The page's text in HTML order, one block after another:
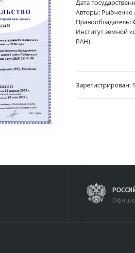
Дата
Авторы: Рыбченко
Правообладатель:
Институт земной
РАН)
Зарегистрирован: